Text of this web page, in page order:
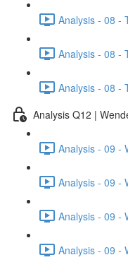
Analysis - 08 -
Analysis - 08 -
Analysis - 08 -
Analysis Q12 |
Analysis - 09 -
Analysis - 09 -
Analysis - 09 -
Analysis - 09 -